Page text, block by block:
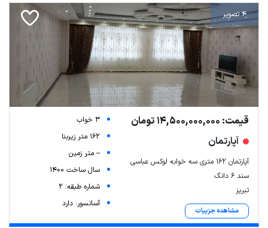
4 تصویر
قیمت: 14,500,000,000 تومان
آپارتمان
آپارتمان ۱۶۲ متری سه خوابه لوکس عباسی
سند ۶ دانگ
تبریز
مشاهده جزییات
3 خواب
162 متر زیربنا
-- متر زمین
سال ساخت 1400
شماره طبقه: 2
آسانسور: دارد